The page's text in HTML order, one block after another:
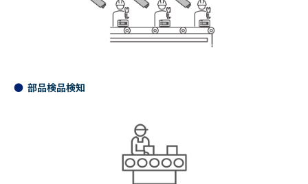
部品検品検知